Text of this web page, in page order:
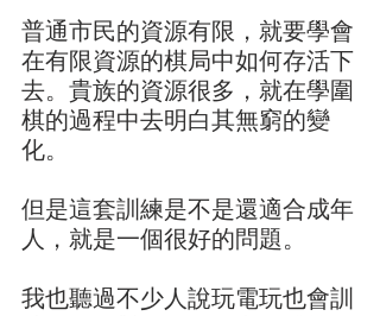
普通市民的資源有限，就要學會
在有限資源的棋局中如何存活下
去。貴族的資源很多，就在學圍
棋的過程中去明白其無窮的變
化。
但是這套訓練是不是還適合成年
人，就是一個很好的問題。
我也聽過不少人說玩電玩也會訓